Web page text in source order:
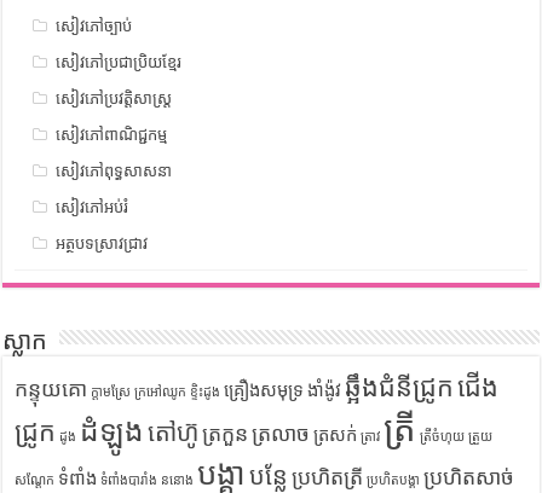
សៀវភៅច្បាប់
សៀវភៅប្រជាប្រិយខ្មែរ
សៀវភៅប្រវត្តិសាស្រ្ត
សៀវភៅពាណិជ្ជកម្ម
សៀវភៅពុទ្ធសាសនា
សៀវភៅអប់រំ
អត្ថបទស្រាវជ្រាវ
ស្លាក
កន្ទុយគោ ក្តាមស្រែ ក្រអៅឈូក ខ្ទិះដូង គ្រឿងសមុទ្រ ងាំង៉ូវ ឆ្អឹងជំនីជ្រូក ជើង
ជ្រូក ដូង ដំឡូង តៅហ៊ូ ត្រកួន ត្រលាច ត្រសក់ ត្រាវ ត្រី ត្រីចំហុយ ត្រួយ
សណ្តែក ទំពាំង ទំពាំងបារាំង ននោង បង្គា បន្លែ ប្រហិតត្រី ប្រហិតបង្គា ប្រហិតសាច់